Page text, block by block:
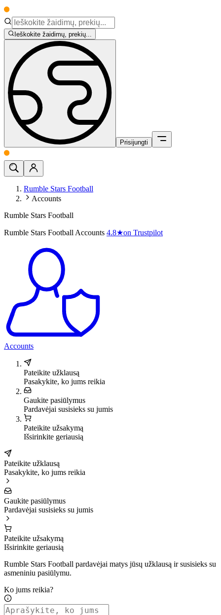
Ieškokite žaidimų, prekių...
Prisijungti
Rumble Stars Football
Accounts
Rumble Stars Football
Rumble Stars Football Accounts 4.8★on Trustpilot
Accounts
Pateikite užklausą
Pasakykite, ko jums reikia
Gaukite pasiūlymus
Pardavėjai susisieks su jumis
Pateikite užsakymą
Išsirinkite geriausią
Pateikite užklausą
Pasakykite, ko jums reikia
Gaukite pasiūlymus
Pardavėjai susisieks su jumis
Pateikite užsakymą
Išsirinkite geriausią
Rumble Stars Football pardavėjai matys jūsų užklausą ir susisieks su
asmeniniu pasiūlymu.
Ko jums reikia?